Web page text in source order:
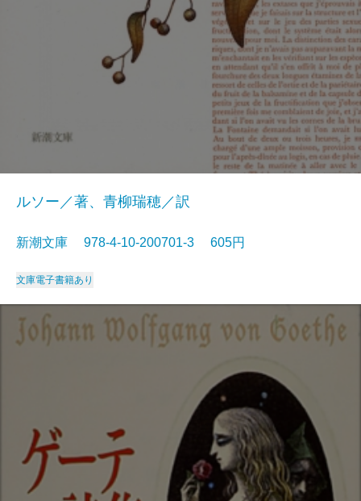
ルソー／著、青柳瑞穂／訳
新潮文庫 978-4-10-200701-3 605円
文庫電子書籍あり